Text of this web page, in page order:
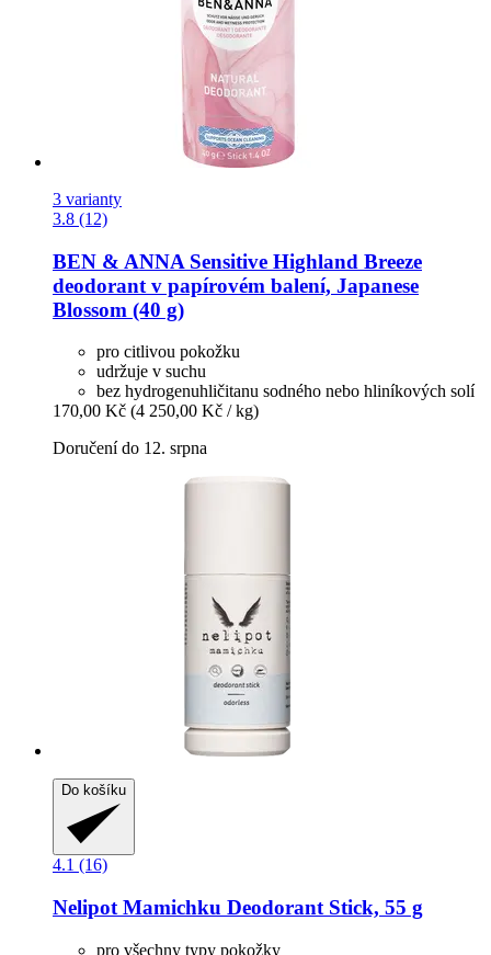
3 varianty
3.8 (12)
BEN & ANNA Sensitive Highland Breeze
deodorant v papírovém balení, Japanese
Blossom (40 g)
pro citlivou pokožku
udržuje v suchu
bez hydrogenuhličitanu sodného nebo hliníkových solí
170,00 Kč (4 250,00 Kč / kg)
Doručení do 12. srpna
Do košíku
4.1 (16)
Nelipot Mamichku Deodorant Stick, 55 g
pro všechny typy pokožky